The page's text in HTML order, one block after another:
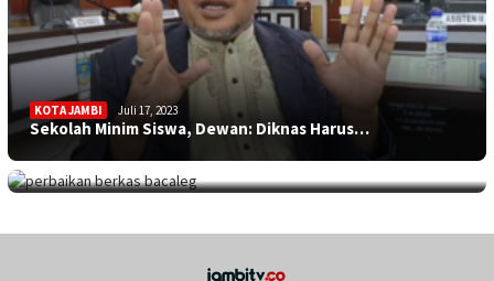
KOTA JAMBI Juli 17, 2023
Sekolah Minim Siswa, Dewan: Diknas Harus…
TEBO
Perpanjangan Perbaikan Berkas Bacaleg, 9…